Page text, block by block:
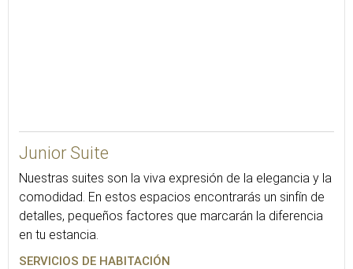
Junior Suite
Nuestras suites son la viva expresión de la elegancia y la
comodidad. En estos espacios encontrarás un sinfín de
detalles, pequeños factores que marcarán la diferencia
en tu estancia.
SERVICIOS DE HABITACIÓN